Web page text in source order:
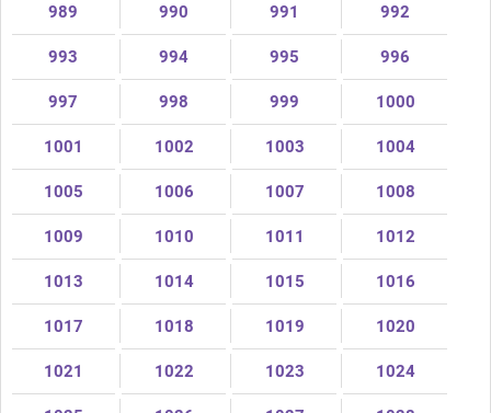
989 990 991 992
993 994 995 996
997 998 999 1000
1001 1002 1003 1004
1005 1006 1007 1008
1009 1010 1011 1012
1013 1014 1015 1016
1017 1018 1019 1020
1021 1022 1023 1024